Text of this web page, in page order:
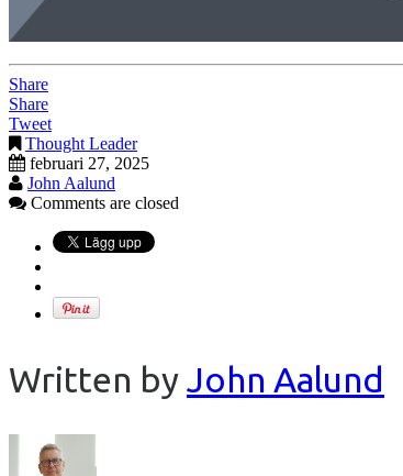
Share
Share
Tweet
Thought Leader
februari 27, 2025
John Aalund
Comments are closed
Written byJohn Aalund